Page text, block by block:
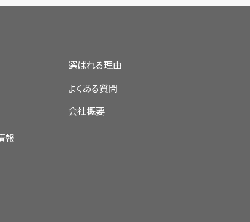
報
選ばれる理由
よくある質問
会社概要